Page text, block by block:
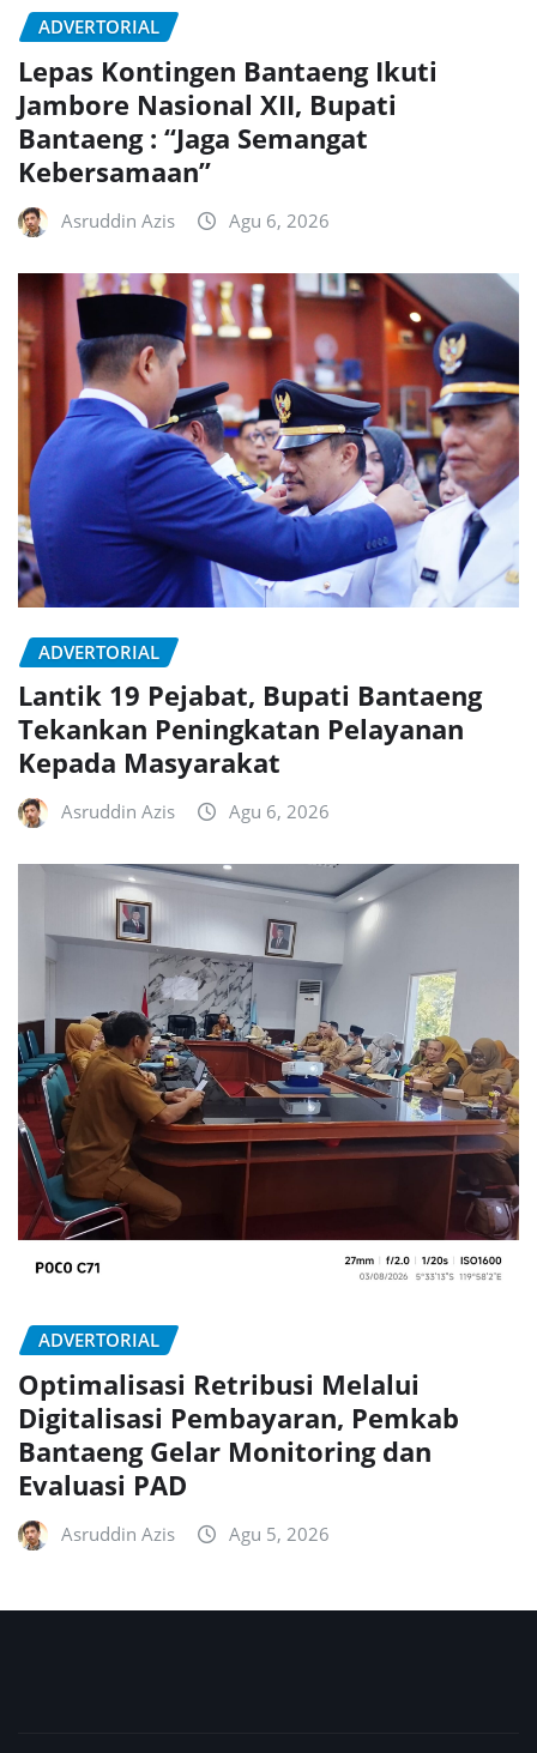
ADVERTORIAL
Lepas Kontingen Bantaeng Ikuti
Jambore Nasional XII, Bupati
Bantaeng : “Jaga Semangat
Kebersamaan”
Asruddin Azis Agu 6, 2026
ADVERTORIAL
Lantik 19 Pejabat, Bupati Bantaeng
Tekankan Peningkatan Pelayanan
Kepada Masyarakat
Asruddin Azis Agu 6, 2026
ADVERTORIAL
Optimalisasi Retribusi Melalui
Digitalisasi Pembayaran, Pemkab
Bantaeng Gelar Monitoring dan
Evaluasi PAD
Asruddin Azis Agu 5, 2026